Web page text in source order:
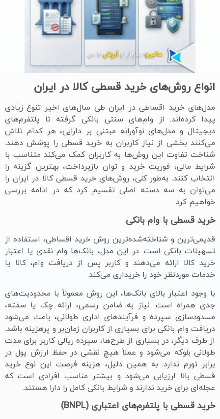
انواع روش‌های خرید قسطی کالا در ایران
مدل‌های خرید اقساطی در ایران طی سال‌های اخیر تنوع زیادی
پیدا کرده‌اند. از وام‌های سنتی بانکی گرفته تا پلتفرم‌های
دیجیتال و مدل‌های نوآورانه مبتنی بر دارایی، هر کدام تلاش
می‌کنند بخشی از نیاز کاربران به خرید قسطی را پوشش دهند.
شناخت تفاوت این روش‌ها به کاربران کمک می‌کند متناسب با
شرایط مالی، فوریت خرید و توان بازپرداخت، بهترین گزینه را
انتخاب کنند. به‌طور کلی، روش‌های خرید قسطی کالا در ایران را
می‌توان به سه دسته اصلی تقسیم کرد که در ادامه بررسی
خواهیم کرد.
خرید قسطی با وام بانکی
قدیمی‌ترین و شناخته‌شده‌ترین روش خرید اقساطی، استفاده از
تسهیلات بانکی است. در این مدل، بانک‌ها وام نقدی یا اعتبار
خرید کالا ارائه می‌دهند و کاربر پس از دریافت وام، کالا یا
خدمات موردنظر خود را خریداری می‌کند.
با وجود اعتبار بالای بانک‌ها، این روش معمولاً با محدودیت‌های
جدی همراه است. نیاز به ضامن رسمی، ارائه چک یا سفته،
مسدودسازی سپرده و فرآیندهای اداری طولانی، باعث می‌شود
دریافت وام بانکی برای بسیاری از کاربران زمان‌بر و پرهزینه باشد.
از طرف دیگر، در بسیاری از طرح‌ها، سپرده ریالی کاربر برای مدت
طولانی بلوکه می‌شود و عملاً هیچ نقشی در حفظ ارزش پول در
برابر تورم ندارد. به همین دلیل، هزینه فرصت این نوع خرید
قسطی بالا ارزیابی می‌شود و بیشتر مناسب افرادی است که
عجله‌ای برای خرید ندارند و شرایط بانکی کامل را دارا هستند.
خرید قسطی با پلتفرم‌های اعتباری (BNPL
)